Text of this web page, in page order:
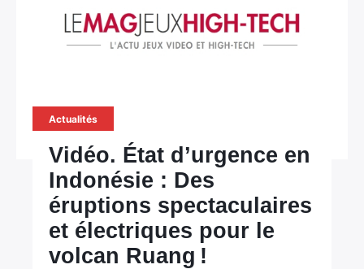
Actualités
Vidéo. État d’urgence en
Indonésie : Des
éruptions spectaculaires
et électriques pour le
volcan Ruang !